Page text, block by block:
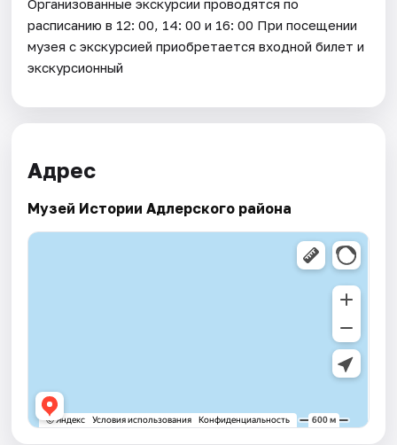
Организованные экскурсии проводятся по
расписанию в 12: 00, 14: 00 и 16: 00 При посещении
музея с экскурсией приобретается входной билет и
экскурсионный
Адрес
Музей Истории Адлерского района